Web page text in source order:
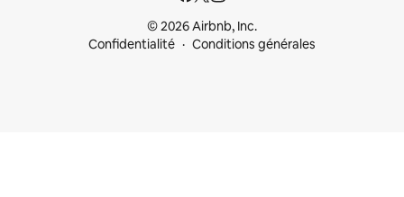
© 2026 Airbnb, Inc.
Confidentialité
Conditions générales